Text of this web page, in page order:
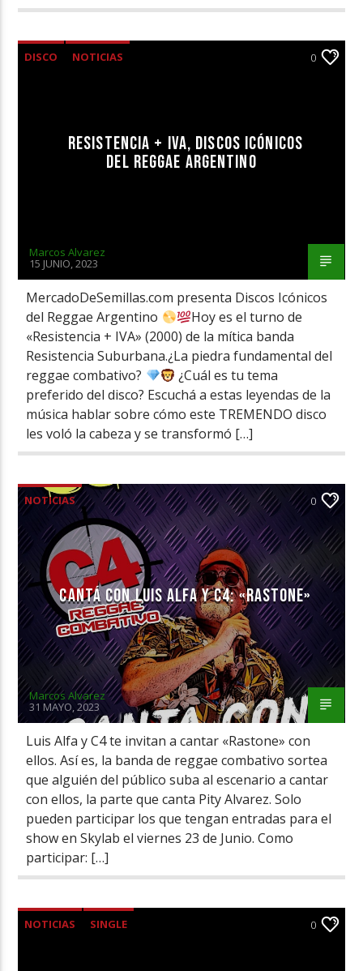
DISCO NOTICIAS 0
RESISTENCIA + IVA, DISCOS ICÓNICOS
DEL REGGAE ARGENTINO
Marcos Alvarez
15 JUNIO, 2023
MercadoDeSemillas.com presenta Discos Icónicos
del Reggae Argentino
Hoy es el turno de
«Resistencia + IVA» (2000) de la mítica banda
Resistencia Suburbana.¿La piedra fundamental del
reggae combativo?
¿Cuál es tu tema
preferido del disco? Escuchá a estas leyendas de la
música hablar sobre cómo este TREMENDO disco
les voló la cabeza y se transformó […]
NOTICIAS 0
CANTÁ CON LUIS ALFA Y C4: «RASTONE»
Marcos Alvarez
31 MAYO, 2023
Luis Alfa y C4 te invitan a cantar «Rastone» con
ellos. Así es, la banda de reggae combativo sortea
que alguién del público suba al escenario a cantar
con ellos, la parte que canta Pity Alvarez. Solo
pueden participar los que tengan entradas para el
show en Skylab el viernes 23 de Junio. Como
participar: […]
NOTICIAS SINGLE 0